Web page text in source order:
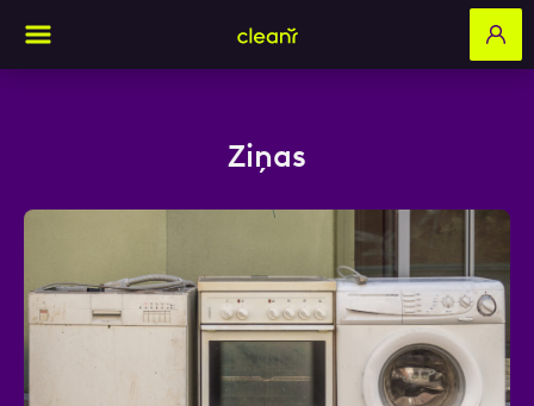
Ziņas
Aizpildi pieteikuma formu un mēs ar tevi
Vārds, Uzvārds
E-pasts